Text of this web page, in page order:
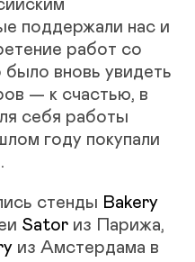
поддержали нас и
работ со
вновь увидеть
— к счастью, в
себя работы
году покупали
стенды Bakery
Sator из Парижа,
из Амстердама в